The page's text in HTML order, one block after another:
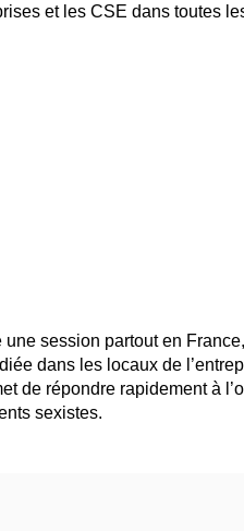
et les CSE dans toutes
une session partout en
dans les locaux de
de répondre rapidement à
sexistes.